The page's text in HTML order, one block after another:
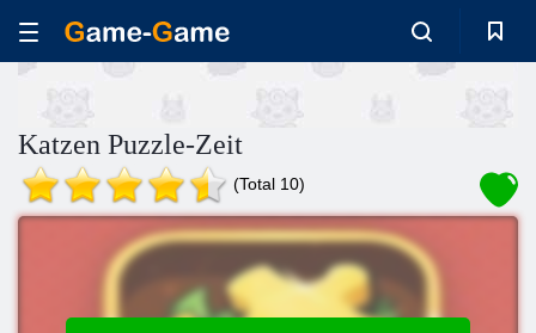
Katzen Puzzle-Zeit
(Total 10)